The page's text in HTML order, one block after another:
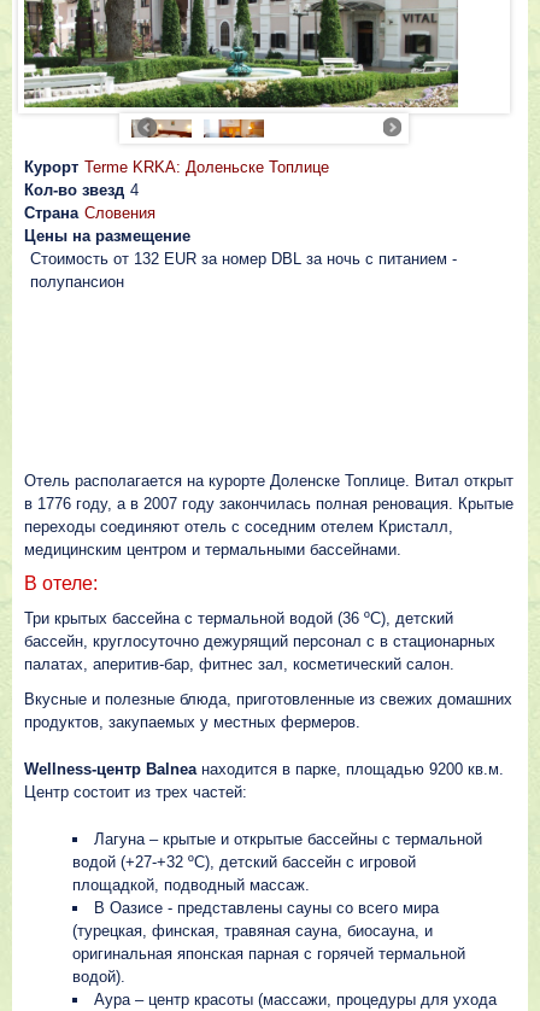
Курорт Terme KRKA: Доленьске Топлице
Кол-во звезд 4
Страна Словения
Цены на размещение
Стоимость от 132 EUR за номер DBL за ночь с питанием -
полупансион
Отель располагается на курорте Доленске Топлице. Витал открыт
в 1776 году, а в 2007 году закончилась полная реновация. Крытые
переходы соединяют отель с соседним отелем Кристалл,
медицинским центром и термальными бассейнами.
В отеле:
Три крытых бассейна с термальной водой (36 ºC), детский
бассейн, круглосуточно дежурящий персонал с в стационарных
палатах, аперитив-бар, фитнес зал, косметический салон.
Вкусные и полезные блюда, приготовленные из свежих домашних
продуктов, закупаемых у местных фермеров.
Wellness-центр Balneaнаходится в парке, площадью 9200 кв.м.
Центр состоит из трех частей:
Лагуна – крытые и открытые бассейны с термальной
водой (+27-+32 ºC), детский бассейн с игровой
площадкой, подводный массаж.
В Оазисе - представлены сауны со всего мира
(турецкая, финская, травяная сауна, биосауна, и
оригинальная японская парная с горячей термальной
водой).
Аура – центр красоты (массажи, процедуры для ухода